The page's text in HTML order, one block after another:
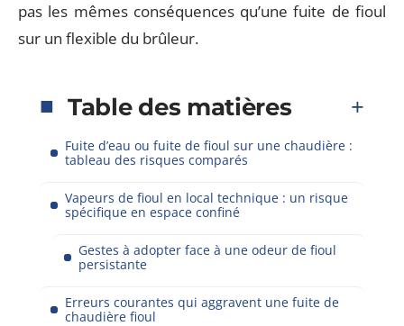
pas les mêmes conséquences qu’une fuite de fioul
sur un flexible du brûleur.
Table des matières
Fuite d’eau ou fuite de fioul sur une chaudière :
tableau des risques comparés
Vapeurs de fioul en local technique : un risque
spécifique en espace confiné
Gestes à adopter face à une odeur de fioul
persistante
Erreurs courantes qui aggravent une fuite de
chaudière fioul